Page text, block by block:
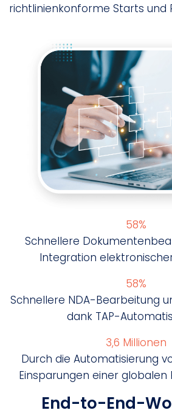
richtlinienkonforme Starts und
67%
Schnellere
Integration
67%
Schnellere NDA-Bearbeitung
dank TAP-
3,6 Millionen
Durch die Automatisierung
Einsparungen einer globalen
End-to-End-